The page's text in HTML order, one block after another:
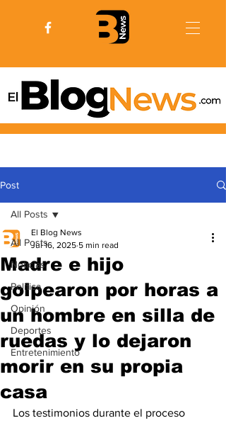
Post
All Posts
Noticias
Politica
Opinión
Deportes
Entretenimiento
All Posts
Madre e hijo
golpearon por horas a
un hombre en silla de
ruedas y lo dejaron
morir en su propia
casa
El Blog News
Jul 16, 2025 5 min read
Los testimonios durante el proceso